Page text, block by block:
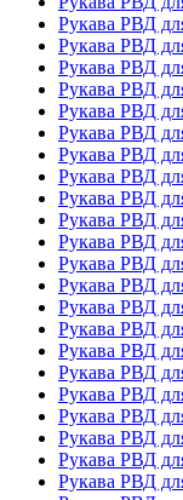
Рукава РВД
Рукава РВД
Рукава РВД
Рукава РВД
Рукава РВД
Рукава РВД
Рукава РВД
Рукава РВД
Рукава РВД
Рукава РВД
Рукава РВД
Рукава РВД
Рукава РВД
Рукава РВД
Рукава РВД
Рукава РВД
Рукава РВД
Рукава РВД
Рукава РВД
Рукава РВД
Рукава РВД
Рукава РВД